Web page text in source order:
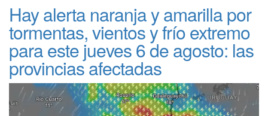
Hay alerta naranja y amarilla por
tormentas, vientos y frío extremo
para este jueves 6 de agosto: las
provincias afectadas